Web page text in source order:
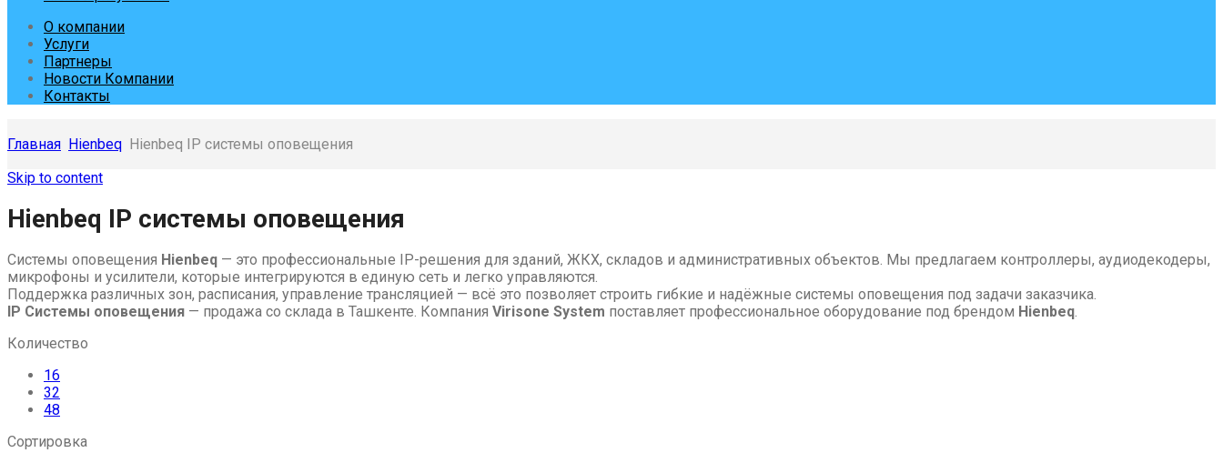
О компании
Услуги
Партнеры
Новости Компании
Контакты
Главная Hienbeq Hienbeq IP системы оповещения
Skip to content
Hienbeq IP системы оповещения
Системы оповещения Hienbeq — это профессиональные IP-решения для зданий, ЖКХ, складов и административных объектов. Мы предлагаем контроллеры, аудиодекодеры,
микрофоны и усилители, которые интегрируются в единую сеть и легко управляются.
Поддержка различных зон, расписания, управление трансляцией — всё это позволяет строить гибкие и надёжные системы оповещения под задачи заказчика.
IP Системы оповещения — продажа со склада в Ташкенте. Компания Virisone System поставляет профессиональное оборудование под брендом Hienbeq
Количество
16
32
48
Сортировка